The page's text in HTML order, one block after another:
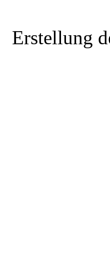
Erstellung